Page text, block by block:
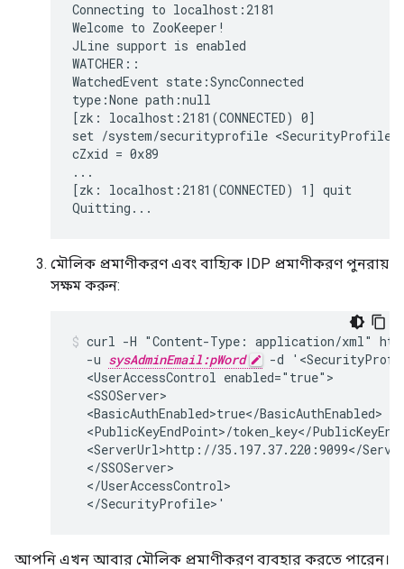
Connecting to localhost:2181
Welcome to ZooKeeper!
JLine support is enabled
WATCHER::
WatchedEvent state:SyncConnected
type:None path:null
[zk: localhost:2181(CONNECTED) 0]
set /system/securityprofile
cZxid = 0x89
...
[zk: localhost:2181(CONNECTED) 1] quit
Quitting...
মৌলিক প্রমাণীকরণ এবং বাহ্যিক IDP প্রমাণীকরণ পুনরায়
সক্ষম করুন:
curl -H "Content-Type: application/xml"
  -u
sysAdminEmail:pWord
-d
  <UserAccessControl enabled="true">
  <SSOServer>
  <BasicAuthEnabled>true</BasicAuthEnabled>
<PublicKeyEndPoint>/token_key</
<ServerUrl>http://35.197.37.220:9099</
  </SSOServer>
  </UserAccessControl>
  </SecurityProfile>'
আপনি এখন আবার মৌলিক প্রমাণীকরণ ব্যবহার করতে পারেন।